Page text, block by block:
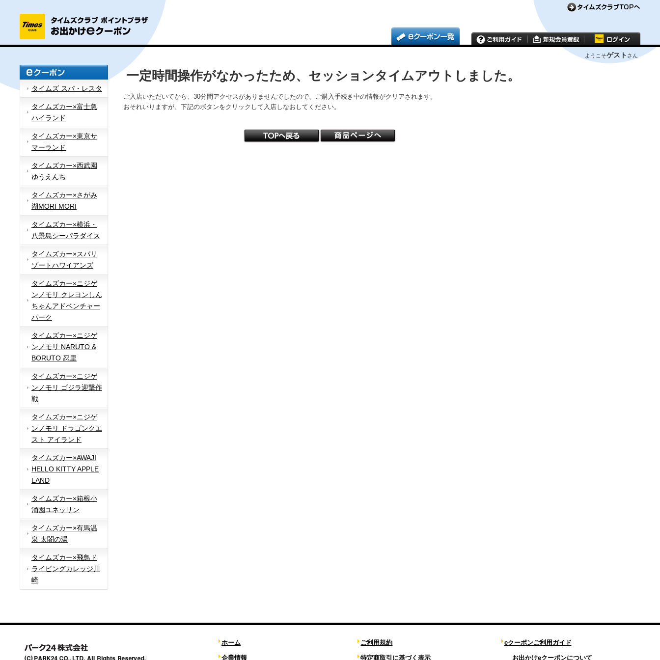
ようこそゲスト さん
タイムズ スパ・レスタ
タイムズカー×富士急
ハイランド
タイムズカー×東京サ
マーランド
タイムズカー×西武園
ゆうえんち
タイムズカー×さがみ
湖MORI MORI
タイムズカー×横浜・
八景島シーパラダイス
タイムズカー×スパリ
ゾートハワイアンズ
タイムズカー×ニジゲ
ンノモリ クレヨンしん
ちゃんアドベンチャー
パーク
タイムズカー×ニジゲ
ンノモリ NARUTO &
BORUTO 忍里
タイムズカー×ニジゲ
ンノモリ ゴジラ迎撃作
戦
タイムズカー×ニジゲ
ンノモリ ドラゴンクエ
スト アイランド
タイムズカー×AWAJI
HELLO KITTY APPLE
LAND
タイムズカー×箱根小
涌園ユネッサン
タイムズカー×有馬温
泉 太閤の湯
タイムズカー×飛鳥ド
ライビングカレッジ川
崎
一定時間操作がなかったため、セッションタイムアウトしました。
ご入店いただいてから、30分間アクセスがありませんでしたので、ご購入手続き中の情報がクリアされます。
おそれいりますが、下記のボタンをクリックして入店しなおしてください。
ホーム
企業情報
ご利用規約
特定商取引に基づく表示
eクーポンご利用ガイド
お出かけeクーポンについて